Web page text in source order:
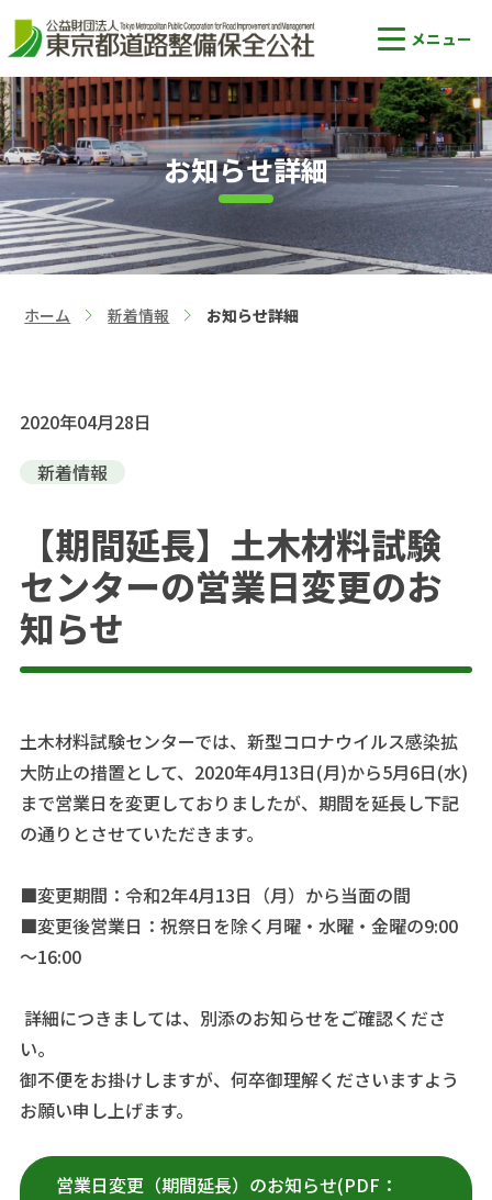
お知らせ詳細
ホーム
新着情報
お知らせ詳細
2020年04月28日
新着情報
【期間延長】土木材料試験
センターの営業日変更のお
知らせ
土木材料試験センターでは、新型コロナウイルス感染拡
大防止の措置として、2020年4月13日(月)から5月6日(水)
まで営業日を変更しておりましたが、期間を延長し下記
の通りとさせていただきます。
■変更期間：令和2年4月13日（月）から当面の間
■変更後営業日：祝祭日を除く月曜・水曜・金曜の9:00
～16:00
詳細につきましては、別添のお知らせをご確認くださ
い。
御不便をお掛けしますが、何卒御理解くださいますよう
お願い申し上げます。
営業日変更（期間延長）のお知らせ(PDF：